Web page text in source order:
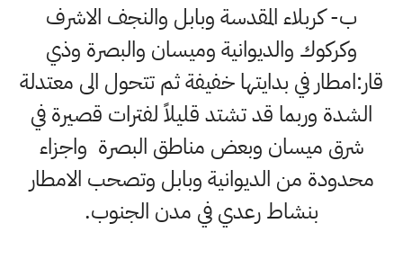
ب- كربلاء المقدسة وبابل والنجف الاشرف
وكركوك والديوانية وميسان والبصرة وذي
قار:امطار في بدايتها خفيفة ثم تتحول الى معتدلة
الشدة وربما قد تشتد قليلاً لفترات قصيرة في
شرق ميسان وبعض مناطق البصرة واجزاء
محدودة من الديوانية وبابل وتصحب الامطار
بنشاط رعدي في مدن الجنوب.